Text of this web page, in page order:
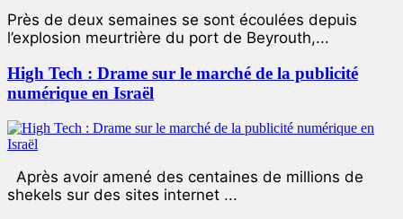
Près de deux semaines se sont écoulées depuis
l’explosion meurtrière du port de Beyrouth,...
High Tech : Drame sur le marché de la publicité
numérique en Israël
Après avoir amené des centaines de millions de
shekels sur des sites internet ...